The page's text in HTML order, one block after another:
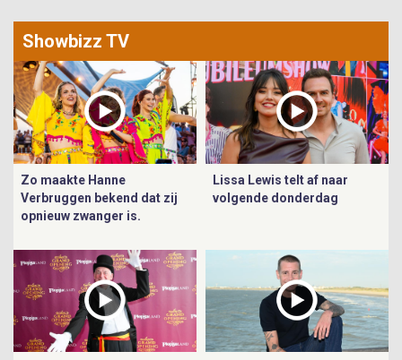
Showbizz TV
Zo maakte Hanne
Verbruggen bekend dat zij
opnieuw zwanger is.
Lissa Lewis telt af naar
volgende donderdag